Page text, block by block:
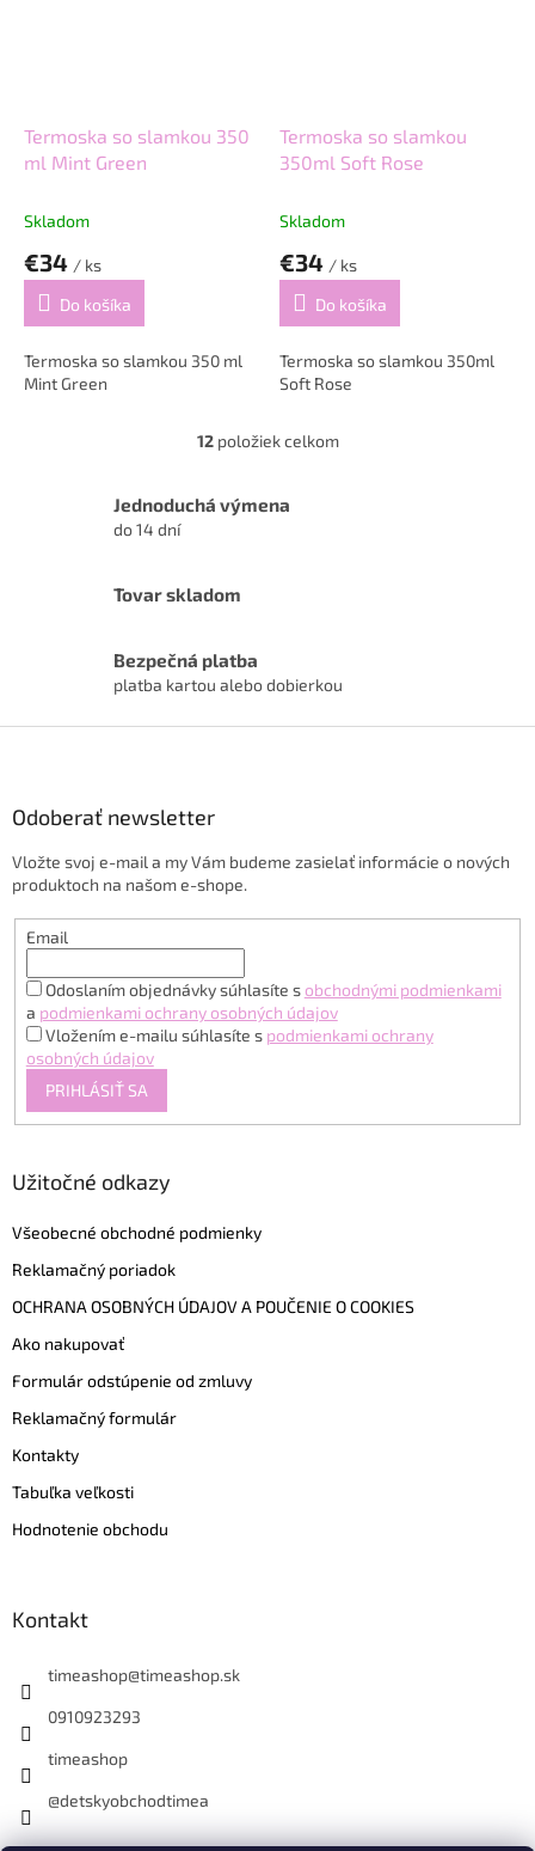
Termoska so slamkou 350
ml Mint Green
Skladom
€34 / ks
Do košíka
Termoska so slamkou 350 ml
Mint Green
Termoska so slamkou
350ml Soft Rose
Skladom
€34 / ks
Do košíka
Termoska so slamkou 350ml
Soft Rose
O
á
r
v
k
s
12položiek celkom
Jednoduchá výmena
do 14 dní
Tovar skladom
Bezpečná platba
platba kartou alebo dobierkou
Odoberať newsletter
Vložte svoj e-mail a my Vám budeme zasielať informácie o nových
produktoch na našom e-shope.
Email
Odoslaním objednávky súhlasíte s obchodnými podmienkami
a podmienkami ochrany osobných údajov
Vložením e-mailu súhlasíte s podmienkami ochrany
osobných údajov
PRIHLÁSIŤ SA
Užitočné odkazy
Všeobecné obchodné podmienky
Reklamačný poriadok
OCHRANA OSOBNÝCH ÚDAJOV A POUČENIE O COOKIES
Ako nakupovať
Formulár odstúpenie od zmluvy
Reklamačný formulár
Kontakty
Tabuľka veľkosti
Hodnotenie obchodu
Kontakt
timeashop@timeashop.sk
0910923293
timeashop
@detskyobchodtimea